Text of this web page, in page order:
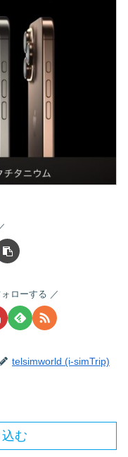
ローする
telsimworld (i-simTrip)
む